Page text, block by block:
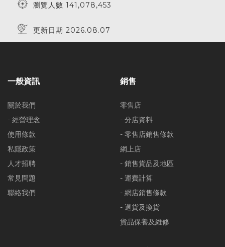
瀏覽人數 141,078,453
更新日期 2026.08.07
一般資訊
關於我們
- 經營理念
使用條款
私隱政策
人才招聘
常見問題
聯絡我們
銷售
零售店
- 分店資料
- 零售店銷售條款
網上店
- 銷售貨品及地區
- 運費計算
- 網店銷售條款
- 退貨及換貨
貨品保養及維修